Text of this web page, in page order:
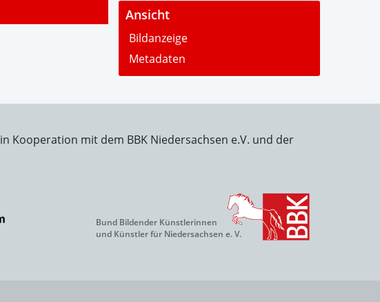
- Ansicht
Bildanzeige
Metadaten
Kooperation mit dem BBK Niedersachsen e.V. und der
Bund Bildender Künstlerinnen
und Künstler für Niedersachsen e. V.